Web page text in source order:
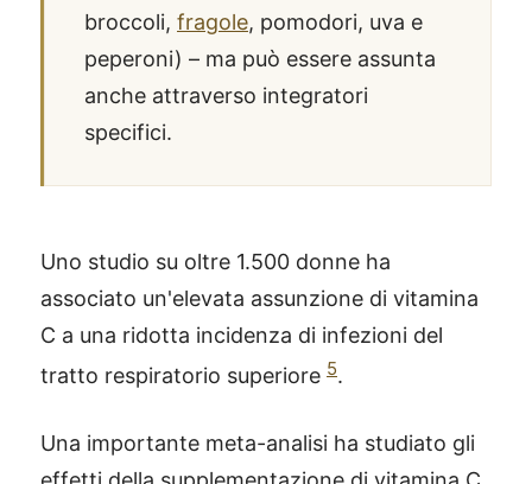
broccoli, fragole, pomodori, uva e
peperoni) – ma può essere assunta
anche attraverso integratori
specifici.
Uno studio su oltre 1.500 donne ha
associato un'elevata assunzione di vitamina
C a una ridotta incidenza di infezioni del
tratto respiratorio superiore 5.
Una importante meta-analisi ha studiato gli